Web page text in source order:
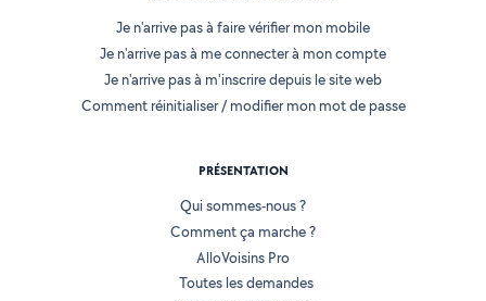
Je n'arrive pas à faire vérifier mon mobile
Je n'arrive pas à me connecter à mon compte
Je n'arrive pas à m'inscrire depuis le site web
Comment réinitialiser / modifier mon mot de passe
PRÉSENTATION
Qui sommes-nous ?
Comment ça marche ?
AlloVoisins Pro
Toutes les demandes